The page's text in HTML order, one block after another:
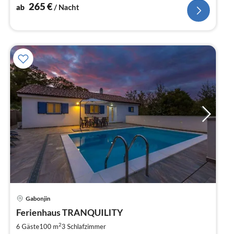
ab 265€/ Nacht
Gabonjin
Ferienhaus TRANQUILITY
6 Gäste100 m23 Schlafzimmer